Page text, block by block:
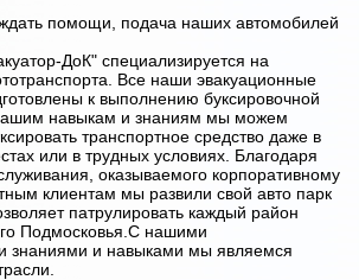
помощи, подача наших автомобилей
ДоК" специализируется на
Все наши эвакуационные
к выполнению буксировочной
навыкам и знаниям мы можем
транспортное средство даже в
или в трудных условиях. Благодаря
оказываемого корпоративному
клиентам мы развили свой авто парк
патрулировать каждый район
Подмосковья.С нашими
знаниями и навыками мы являемся